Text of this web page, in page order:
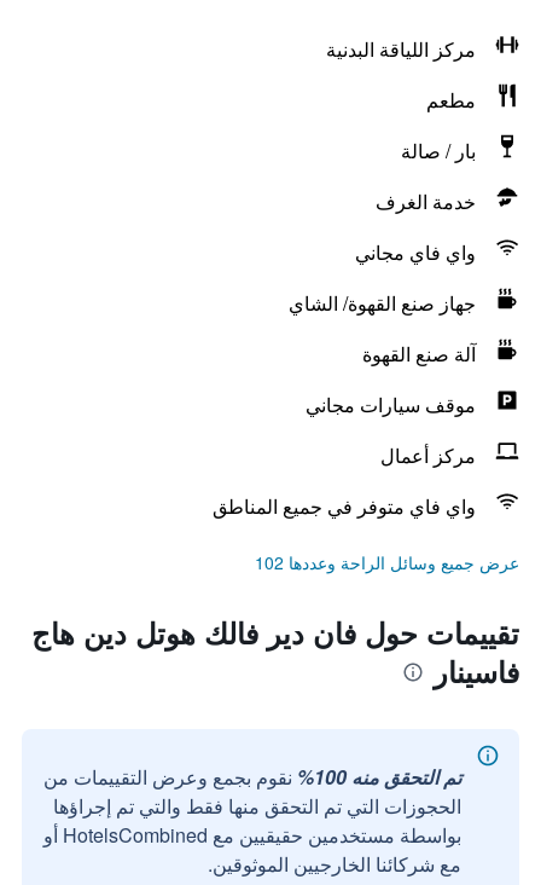
مركز اللياقة البدنية
مطعم
بار / صالة
خدمة الغرف
واي فاي مجاني
جهاز صنع القهوة/ الشاي
آلة صنع القهوة
موقف سيارات مجاني
مركز أعمال
واي فاي متوفر في جميع المناطق
عرض جميع وسائل الراحة وعددها 102
تقييمات حول فان دير فالك هوتل دين هاج
فاسينار
تم التحقق منه 100%
نقوم بجمع وعرض التقييمات من
الحجوزات التي تم التحقق منها فقط والتي تم إجراؤها
بواسطة مستخدمين حقيقيين مع HotelsCombined أو
مع شركائنا الخارجيين الموثوقين.